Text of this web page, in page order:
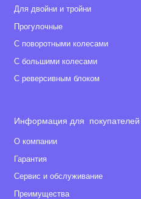
Для двойни и тройни
Прогулочные
С поворотными колесами
С большими колесами
С реверсивным блоком
Информация для покупателей
О компании
Гарантия
Сервис и обслуживание
Преимущества